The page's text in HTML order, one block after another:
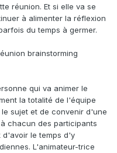
réunion. Et si elle va se
à alimenter la réflexion
du temps à germer.
brainstorming
qui va animer le
la totalité de l'équipe
sujet et de convenir d'une
chacun des participants
le temps d'y
L'animateur-trice